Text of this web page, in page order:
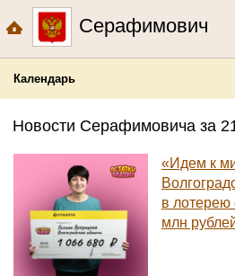
Серафимович
Календарь
Новости Серафимовича за
«Идем к
в лотерею
млн